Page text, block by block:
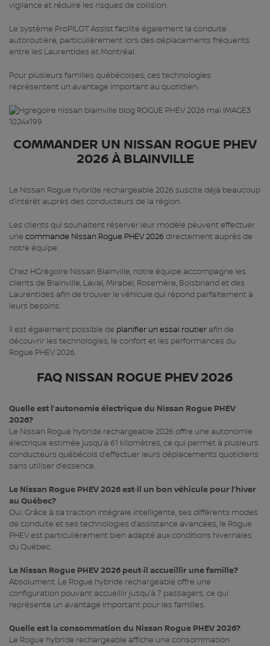
vigilance et réduire les risques de collision.
Le système ProPILOT Assist facilite également la conduite
autoroutière, particulièrement lors des déplacements fréquents
entre les Laurentides et Montréal.
Pour plusieurs familles québécoises, ces technologies
représentent un avantage important au quotidien.
COMMANDER UN NISSAN ROGUE PHEV
2026 À BLAINVILLE
Le Nissan Rogue hybride rechargeable 2026 suscite déjà beaucoup
d’intérêt auprès des conducteurs de la région.
Les clients qui souhaitent réserver leur modèle peuvent effectuer
une commande Nissan Rogue PHEV 2026 directement auprès de
notre équipe.
Chez HGrégoire Nissan Blainville, notre équipe accompagne les
clients de Blainville, Laval, Mirabel, Rosemère, Boisbriand et des
Laurentides afin de trouver le véhicule qui répond parfaitement à
leurs besoins.
Il est également possible de planifier un essai routier afin de
découvrir les technologies, le confort et les performances du
Rogue PHEV 2026.
FAQ NISSAN ROGUE PHEV 2026
Quelle est l’autonomie électrique du Nissan Rogue PHEV
2026?
Le Nissan Rogue hybride rechargeable 2026 offre une autonomie
électrique estimée jusqu’à 61 kilomètres, ce qui permet à plusieurs
conducteurs québécois d’effectuer leurs déplacements quotidiens
sans utiliser d’essence.
Le Nissan Rogue PHEV 2026 est‑il un bon véhicule pour l’hiver
au Québec?
Oui. Grâce à sa traction intégrale intelligente, ses différents modes
de conduite et ses technologies d’assistance avancées, le Rogue
PHEV est particulièrement bien adapté aux conditions hivernales
du Québec.
Le Nissan Rogue PHEV 2026 peut‑il accueillir une famille?
Absolument. Le Rogue hybride rechargeable offre une
configuration pouvant accueillir jusqu’à 7 passagers, ce qui
représente un avantage important pour les familles.
Quelle est la consommation du Nissan Rogue PHEV 2026?
Le Rogue hybride rechargeable affiche une consommation